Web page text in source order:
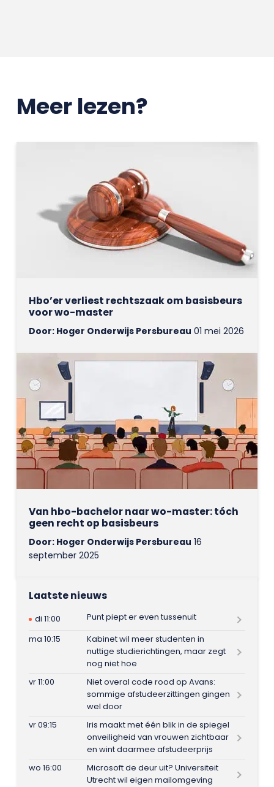
Meer lezen?
Hbo’er verliest rechtszaak om basisbeurs
voor wo-master
Door: Hoger Onderwijs Persbureau 01 mei 2026
Van hbo-bachelor naar wo-master: tóch
geen recht op basisbeurs
Door: Hoger Onderwijs Persbureau 16
september 2025
Laatste nieuws
di 11:00
Punt piept er even tussenuit
ma 10:15
Kabinet wil meer studenten in
nuttige studierichtingen, maar zegt
nog niet hoe
vr 11:00
Niet overal code rood op Avans:
sommige afstudeerzittingen gingen
wel door
vr 09:15
Iris maakt met één blik in de spiegel
onveiligheid van vrouwen zichtbaar
en wint daarmee afstudeerprijs
wo 16:00
Microsoft de deur uit? Universiteit
Utrecht wil eigen mailomgeving